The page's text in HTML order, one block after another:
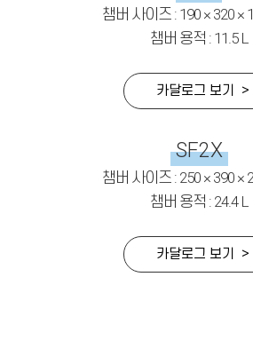
챔버 사이즈 : 190 × 320 ×
챔버 용적 : 11.5 L
카달로그 보기 >
SF2X
챔버 사이즈 : 250 × 390 ×
챔버 용적 : 24.4 L
카달로그 보기 >